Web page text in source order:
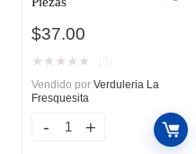
$37.00
★ ★ ★ ★ ★
Vendido por Verduleria La
Fresquesita